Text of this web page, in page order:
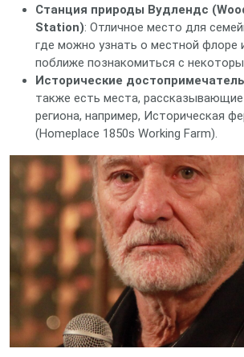
Станция природы Вудлендс
Station): Отличное место для
где можно узнать о местной флоре
поближе познакомиться с
Исторические
также есть места,
региона, например, Историческая
(Homeplace 1850s Working Farm).